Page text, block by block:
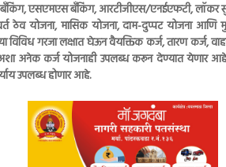
एसएमएस बँकिंग, आरटीजीएस/एनईएफटी, लॉकर
ठेव योजना, मासिक योजना, दाम-दुप्पट योजना आणि
विविध गरजा लक्षात घेऊन वैयक्तिक कर्ज, तारण कर्ज,
अनेक कर्ज योजनाही उपलब्ध करून देण्यात येणार
उपलब्ध होणार आहे.